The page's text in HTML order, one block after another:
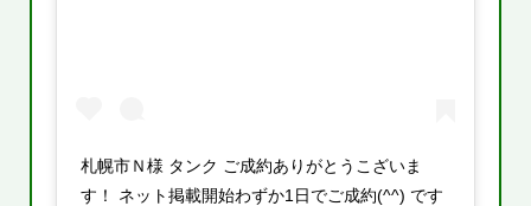
札幌市Ｎ様 タンク ご成約ありがとうこざいま
す！ ネット掲載開始わずか1日でご成約(^^) です